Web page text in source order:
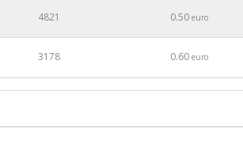
4821 0.50 euro
3178 0.60 euro